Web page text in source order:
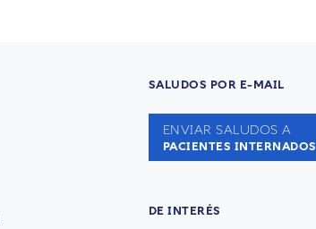
SALUDOS POR E-MAIL
ENVIAR SALUDOS A
PACIENTES INTERNADOS
DE INTERÉS